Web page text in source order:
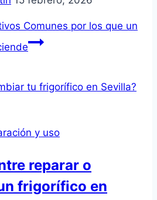
Comunes por los que un
y uso
reparar o
frigorífico en